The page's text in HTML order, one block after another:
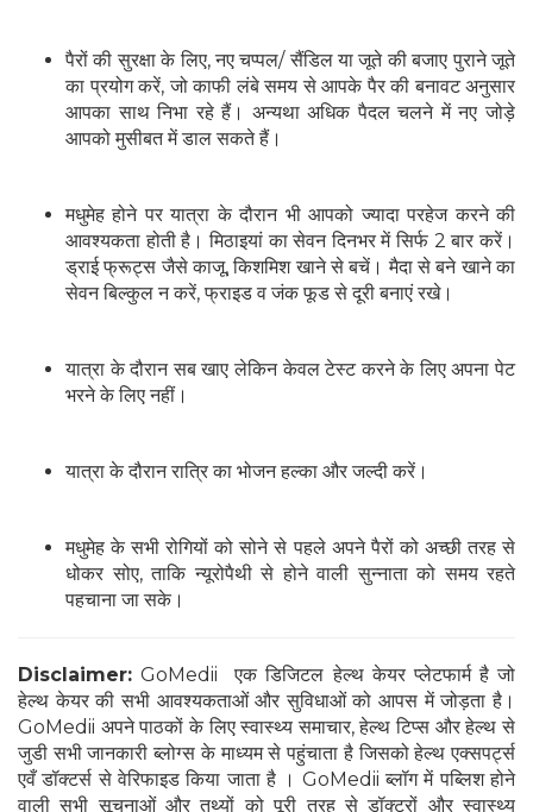
पैरों की सुरक्षा के लिए, नए चप्पल/ सैंडिल या जूते की बजाए पुराने जूते
का प्रयोग करें, जो काफी लंबे समय से आपके पैर की बनावट अनुसार
आपका साथ निभा रहे हैं। अन्यथा अधिक पैदल चलने में नए जोड़े
आपको मुसीबत में डाल सकते हैं।
मधुमेह होने पर यात्रा के दौरान भी आपको ज्यादा परहेज करने की
आवश्यकता होती है। मिठाइयां का सेवन दिनभर में सिर्फ 2 बार करें।
ड्राई फ्रूट्स जैसे काजू, किशमिश खाने से बचें। मैदा से बने खाने का
सेवन बिल्कुल न करें, फ्राइड व जंक फूड से दूरी बनाएं रखे।
यात्रा के दौरान सब खाए लेकिन केवल टेस्ट करने के लिए अपना पेट
भरने के लिए नहीं।
यात्रा के दौरान रात्रि का भोजन हल्का और जल्दी करें।
मधुमेह के सभी रोगियों को सोने से पहले अपने पैरों को अच्छी तरह से
धोकर सोए, ताकि न्यूरोपैथी से होने वाली सुन्नाता को समय रहते
पहचाना जा सके।
Disclaimer: GoMedii एक डिजिटल हेल्थ केयर प्लेटफार्म है जो
हेल्थ केयर की सभी आवश्यकताओं और सुविधाओं को आपस में जोड़ता है।
GoMedii अपने पाठकों के लिए स्वास्थ्य समाचार, हेल्थ टिप्स और हेल्थ से
जुडी सभी जानकारी ब्लोग्स के माध्यम से पहुंचाता है जिसको हेल्थ एक्सपर्ट्स
एवँ डॉक्टर्स से वेरिफाइड किया जाता है । GoMedii ब्लॉग में पब्लिश होने
वाली सभी सूचनाओं और तथ्यों को पूरी तरह से डॉक्टरों और स्वास्थ्य